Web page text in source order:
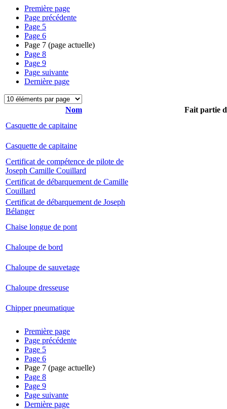
Première page
Page précédente
Page 5
Page 6
Page 7 (page actuelle)
Page 8
Page 9
Page suivante
Dernière page
Nom
Fait partie
Casquette de capitaine
Casquette de capitaine
Certificat de compétence de pilote de
Joseph Camille Couillard
Certificat de débarquement de Camille
Couillard
Certificat de débarquement de Joseph
Bélanger
Chaise longue de pont
Chaloupe de bord
Chaloupe de sauvetage
Chaloupe dresseuse
Chipper pneumatique
Première page
Page précédente
Page 5
Page 6
Page 7 (page actuelle)
Page 8
Page 9
Page suivante
Dernière page